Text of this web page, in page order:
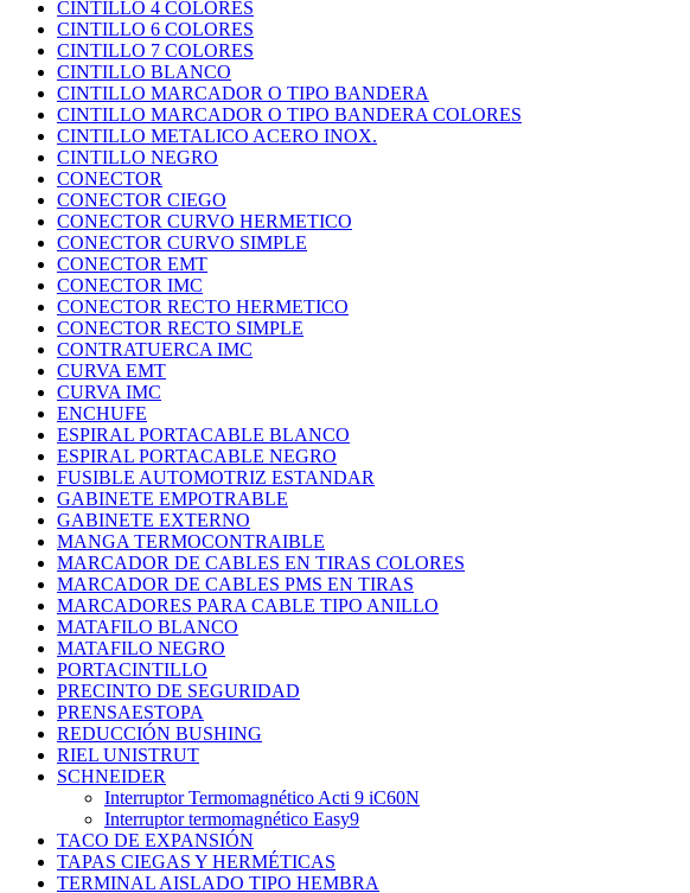
CINTILLO 4 COLORES
CINTILLO 6 COLORES
CINTILLO 7 COLORES
CINTILLO BLANCO
CINTILLO MARCADOR O TIPO BANDERA
CINTILLO MARCADOR O TIPO BANDERA COLORES
CINTILLO METALICO ACERO INOX.
CINTILLO NEGRO
CONECTOR
CONECTOR CIEGO
CONECTOR CURVO HERMETICO
CONECTOR CURVO SIMPLE
CONECTOR EMT
CONECTOR IMC
CONECTOR RECTO HERMETICO
CONECTOR RECTO SIMPLE
CONTRATUERCA IMC
CURVA EMT
CURVA IMC
ENCHUFE
ESPIRAL PORTACABLE BLANCO
ESPIRAL PORTACABLE NEGRO
FUSIBLE AUTOMOTRIZ ESTANDAR
GABINETE EMPOTRABLE
GABINETE EXTERNO
MANGA TERMOCONTRAIBLE
MARCADOR DE CABLES EN TIRAS COLORES
MARCADOR DE CABLES PMS EN TIRAS
MARCADORES PARA CABLE TIPO ANILLO
MATAFILO BLANCO
MATAFILO NEGRO
PORTACINTILLO
PRECINTO DE SEGURIDAD
PRENSAESTOPA
REDUCCIÓN BUSHING
RIEL UNISTRUT
SCHNEIDER
Interruptor Termomagnético Acti 9 iC60N
Interruptor termomagnético Easy9
TACO DE EXPANSIÓN
TAPAS CIEGAS Y HERMÉTICAS
TERMINAL AISLADO TIPO HEMBRA